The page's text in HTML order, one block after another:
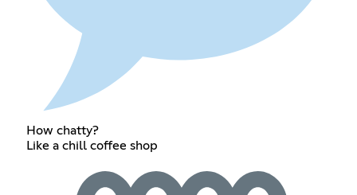
How chatty?
Like a chill coffee shop